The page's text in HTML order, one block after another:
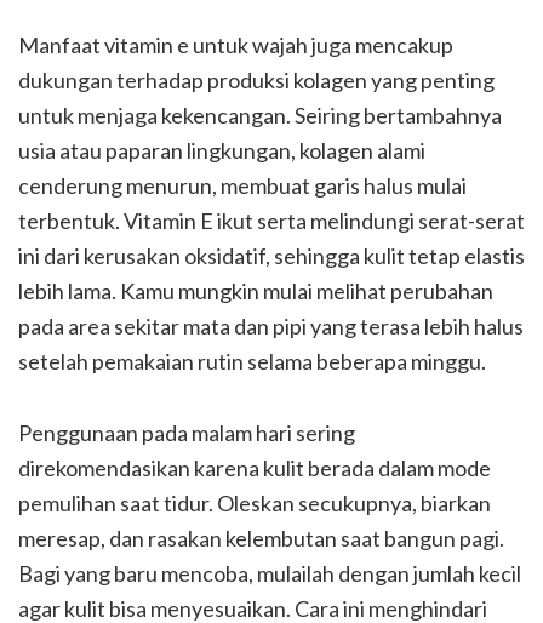
Manfaat vitamin e untuk wajah juga mencakup
dukungan terhadap produksi kolagen yang penting
untuk menjaga kekencangan. Seiring bertambahnya
usia atau paparan lingkungan, kolagen alami
cenderung menurun, membuat garis halus mulai
terbentuk. Vitamin E ikut serta melindungi serat-serat
ini dari kerusakan oksidatif, sehingga kulit tetap elastis
lebih lama. Kamu mungkin mulai melihat perubahan
pada area sekitar mata dan pipi yang terasa lebih halus
setelah pemakaian rutin selama beberapa minggu.
Penggunaan pada malam hari sering
direkomendasikan karena kulit berada dalam mode
pemulihan saat tidur. Oleskan secukupnya, biarkan
meresap, dan rasakan kelembutan saat bangun pagi.
Bagi yang baru mencoba, mulailah dengan jumlah kecil
agar kulit bisa menyesuaikan. Cara ini menghindari